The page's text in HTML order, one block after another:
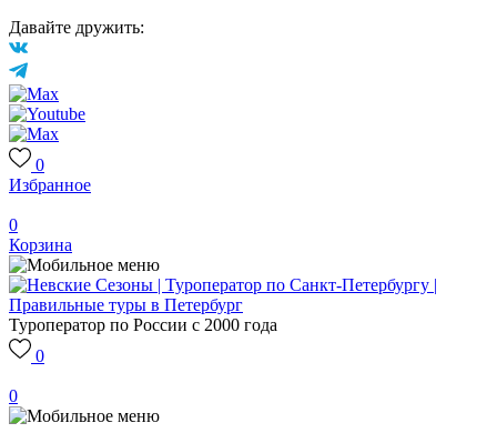
Давайте дружить:
0
Избранное
0
Корзина
Туроператор по России с 2000 года
0
0